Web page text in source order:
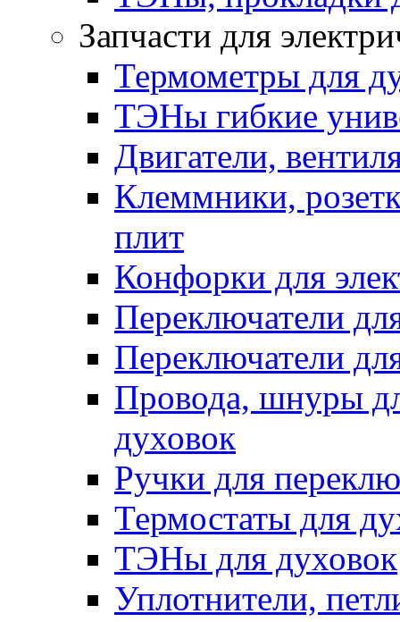
Запчасти для
Термометры для
ТЭНы гибкие
Двигатели,
Клеммники,
плит
Конфорки для
Переключатели
Переключатели
Провода, шнуры
духовок
Ручки для
Термостаты для
ТЭНы для духовок
Уплотнители,